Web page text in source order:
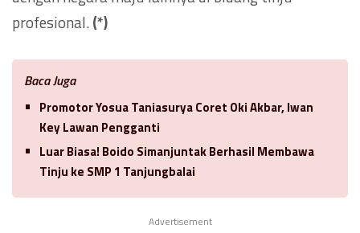
profesional.(*)
Baca Juga
Promotor Yosua Taniasurya Coret Oki Akbar, Iwan
Key Lawan Pengganti
Luar Biasa! Boido Simanjuntak Berhasil Membawa
Tinju ke SMP 1 Tanjungbalai
Advertisement